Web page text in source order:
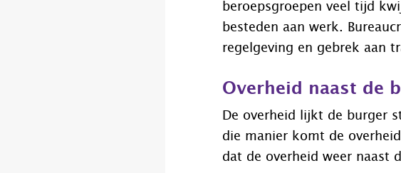
beroepsgroepen veel tijd
besteden aan werk.
regelgeving en gebrek aan
Overheid naast de
De overheid lijkt de burger
die manier komt de
dat de overheid weer naast